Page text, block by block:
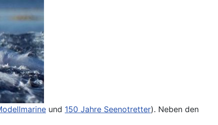
und 150 Jahre Seenotretter). Neben den